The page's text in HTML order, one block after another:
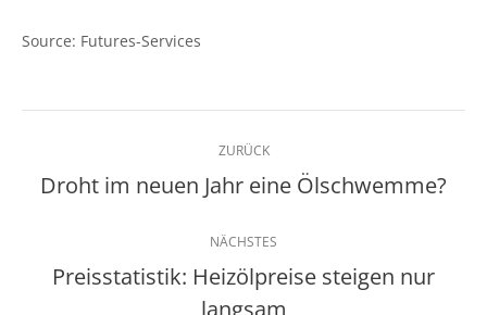
Source: Futures-Services
Kommentarnavigation
ZURÜCK
Vorheriger
Droht im neuen Jahr eine Ölschwemme?
NÄCHSTES
Nächster
Preisstatistik: Heizölpreise steigen nur
langsam